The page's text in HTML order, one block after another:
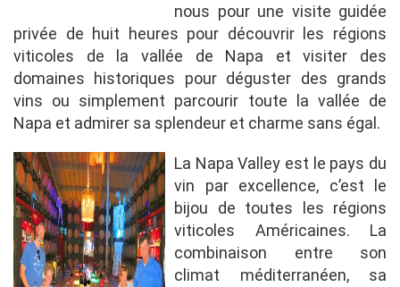
nous pour une visite guidée
privée de huit heures pour découvrir les régions
viticoles de la vallée de Napa et visiter des
domaines historiques pour déguster des grands
vins ou simplement parcourir toute la vallée de
Napa et admirer sa splendeur et charme sans égal.
La Napa Valley est le pays du
vin par excellence, c’est le
bijou de toutes les régions
viticoles Américaines. La
combinaison entre son
climat méditerranéen, sa